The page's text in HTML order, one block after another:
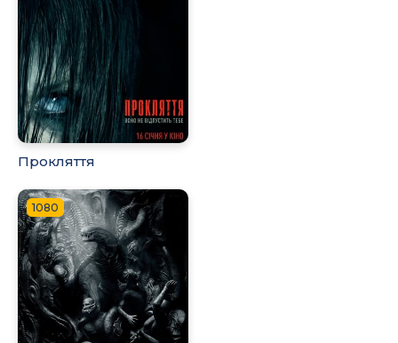
Прокляття
1080